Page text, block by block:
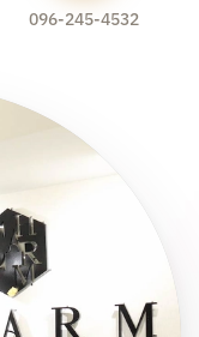
096-245-4532